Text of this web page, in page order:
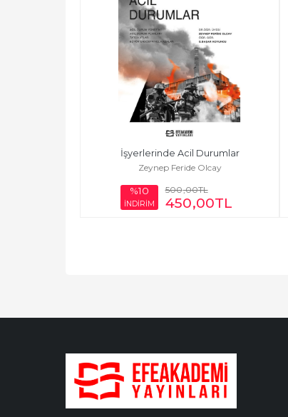
İşyerlerinde Acil Durumlar
Zeynep Feride Olcay
%10
İNDİRİM
500,00TL
450,00TL